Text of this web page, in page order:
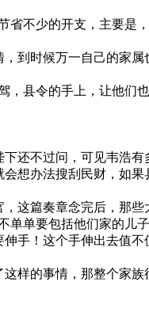
省不少的开支，主要是
到时候万一自己的家属
，县令的手上，让他们
还不过问，可见韦浩有
想办法搜刮民财，如果
这篇奏章念完后，那些
单单要包括他们家的儿
手！这个手伸出去值不
样的事情，那整个家族